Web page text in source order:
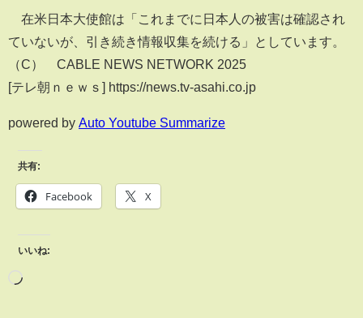
在米日本大使館は「これまでに日本人の被害は確認され
ていないが、引き続き情報収集を続ける」としています。
（C） CABLE NEWS NETWORK 2025
[テレ朝ｎｅｗｓ] https://news.tv-asahi.co.jp
powered by Auto Youtube Summarize
共有:
Facebook X
いいね: